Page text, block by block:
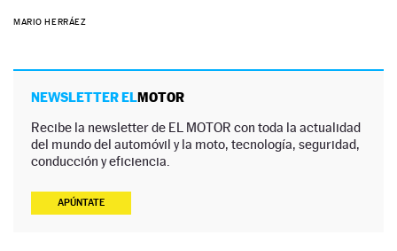
MARIO HERRÁEZ
NEWSLETTER ELMOTOR
Recibe la newsletter de EL MOTOR con toda la actualidad
del mundo del automóvil y la moto, tecnología, seguridad,
conducción y eficiencia.
APÚNTATE